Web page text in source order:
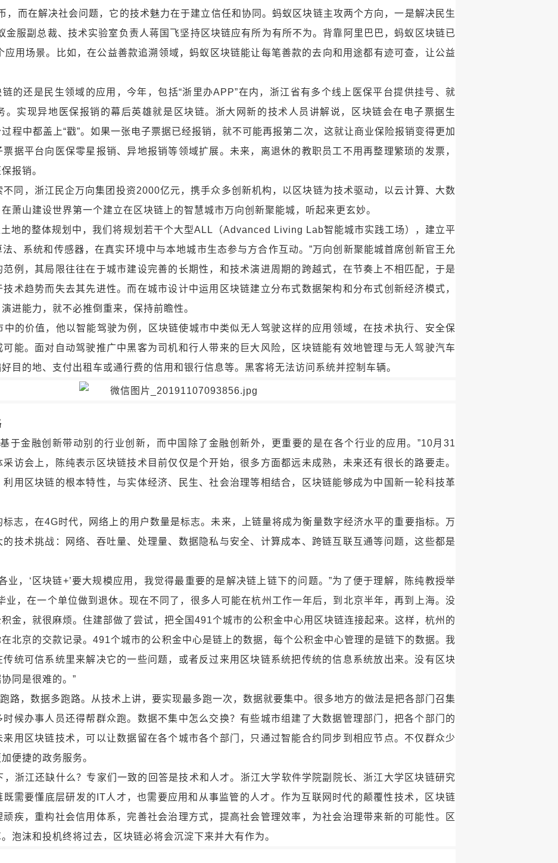
，而在解决社会问题，它的技术魅力在于建立信任和协同。蚂蚁区块链主攻两个方向，一是解决民生
金服副总裁、技术实验室负责人蒋国飞坚持区块链应有所为有所不为。背靠阿里巴巴，蚂蚁区块链已
用场景。比如，在公益善款追溯领域，蚂蚁区块链能让每笔善款的去向和用途都有迹可查，让公益
链的还是民生领域的应用，今年，包括“浙里办APP”在内，浙江省有多个线上医保平台提供挂号、就
。实现异地医保报销的幕后英雄就是区块链。浙大网新的技术人员讲解说，区块链会在电子票据生
程中都盖上“戳”。如果一张电子票据已经报销，就不可能再报第二次，这就让商业保险报销变得更加
据平台向医保零星报销、异地报销等领域扩展。未来，离退休的教职员工不用再整理繁琐的发票，
报销。
同，浙江民企万向集团投资2000亿元，携手众多创新机构，以区块链为技术驱动，以云计算、大数
萧山建设世界第一个建立在区块链上的智慧城市万向创新聚能城，听起来更玄妙。
地的整体规划中，我们将规划若干个大型ALL（Advanced Living Lab智能城市实践工场），建立平
、系统和传感器，在真实环境中与本地城市生态参与方合作互动。”万向创新聚能城首席创新官王允
例，其局限往往在于城市建设完善的长期性，和技术演进周期的跨越式，在节奏上不相匹配，于是
术趋势而失去其先进性。而在城市设计中运用区块链建立分布式数据架构和分布式创新经济模式，
进能力，就不必推倒重来，保持前瞻性。
中的价值，他以智能驾驶为例，区块链使城市中类似无人驾驶这样的应用领域，在技术执行、安全保
能。面对自动驾驶推广中黑客为司机和行人带来的巨大风险，区块链能有效地管理与无人驾驶汽车
目的地、支付出租车或通行费的信用和银行信息等。黑客将无法访问系统并控制车辆。
于金融创新带动别的行业创新，而中国除了金融创新外，更重要的是在各个行业的应用。”10月31
访会上，陈纯表示区块链技术目前仅仅是个开始，很多方面都远未成熟，未来还有很长的路要走。
用区块链的根本特性，与实体经济、民生、社会治理等相结合，区块链能够成为中国新一轮科技革
志，在4G时代，网络上的用户数量是标志。未来，上链量将成为衡量数字经济水平的重要指标。万
技术挑战：网络、吞吐量、处理量、数据隐私与安全、计算成本、跨链互联互通等问题，这些都是
业，‘区块链+’要大规模应用，我觉得最重要的是解决链上链下的问题。”为了便于理解，陈纯教授举
业，在一个单位做到退休。现在不同了，很多人可能在杭州工作一年后，到北京半年，再到上海。没
金，就很麻烦。住建部做了尝试，把全国491个城市的公积金中心用区块链连接起来。这样，杭州的
北京的交款记录。491个城市的公积金中心是链上的数据，每个公积金中心管理的是链下的数据。我
统可信系统里来解决它的一些问题，或者反过来用区块链系统把传统的信息系统放出来。没有区块
同是很难的。”
路，数据多跑路。从技术上讲，要实现最多跑一次，数据就要集中。很多地方的做法是把各部门召集
候办事人员还得帮群众跑。数据不集中怎么交换？有些城市组建了大数据管理部门，把各个部门的
用区块链技术，可以让数据留在各个城市各个部门，只通过智能合约同步到相应节点。不仅群众少
便捷的政务服务。
，浙江还缺什么？专家们一致的回答是技术和人才。浙江大学软件学院副院长、浙江大学区块链研究
需要懂底层研发的IT人才，也需要应用和从事监管的人才。作为互联网时代的颠覆性技术，区块链
疾，重构社会信用体系，完善社会治理方式，提高社会管理效率，为社会治理带来新的可能性。区
泡沫和投机终将过去，区块链必将会沉淀下来并大有作为。